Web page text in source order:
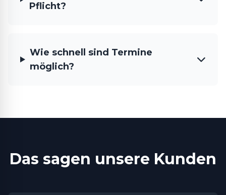
Pflicht?
Wie schnell sind Termine
möglich?
Das sagen unsere Kunden